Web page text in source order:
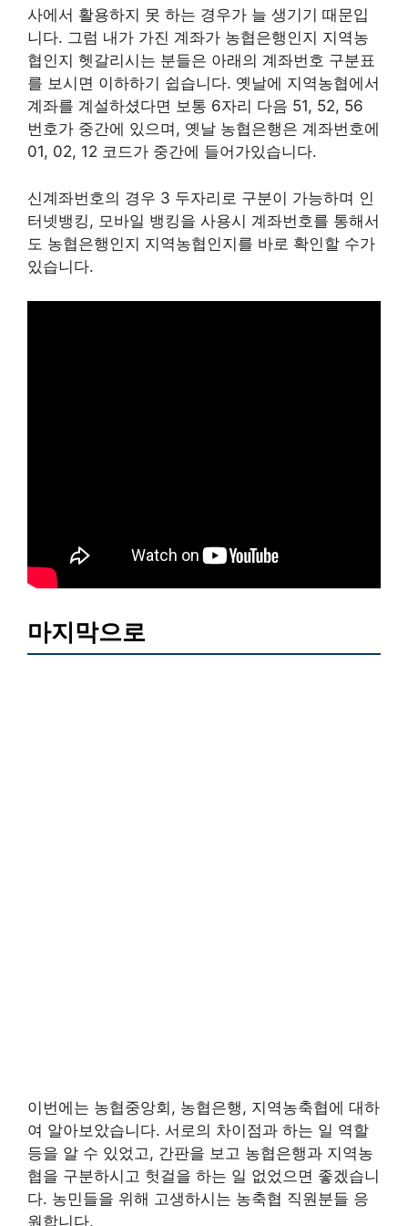
사에서 활용하지 못 하는 경우가 늘 생기기 때문입
니다. 그럼 내가 가진 계좌가 농협은행인지 지역농
협인지 헷갈리시는 분들은 아래의 계좌번호 구분표
를 보시면 이하하기 쉽습니다. 옛날에 지역농협에서
계좌를 계설하셨다면 보통 6자리 다음 51, 52, 56
번호가 중간에 있으며, 옛날 농협은행은 계좌번호에
01, 02, 12 코드가 중간에 들어가있습니다.
신계좌번호의 경우 3 두자리로 구분이 가능하며 인
터넷뱅킹, 모바일 뱅킹을 사용시 계좌번호를 통해서
도 농협은행인지 지역농협인지를 바로 확인할 수가
있습니다.
마지막으로
이번에는 농협중앙회, 농협은행, 지역농축협에 대하
여 알아보았습니다. 서로의 차이점과 하는 일 역할
등을 알 수 있었고, 간판을 보고 농협은행과 지역농
협을 구분하시고 헛걸을 하는 일 없었으면 좋겠습니
다. 농민들을 위해 고생하시는 농축협 직원분들 응
원합니다.